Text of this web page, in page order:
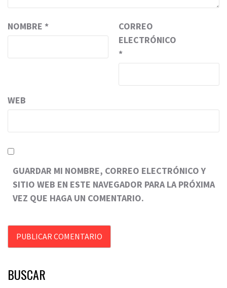
NOMBRE *
CORREO
ELECTRÓNICO
*
WEB
GUARDAR MI NOMBRE, CORREO ELECTRÓNICO Y
SITIO WEB EN ESTE NAVEGADOR PARA LA PRÓXIMA
VEZ QUE HAGA UN COMENTARIO.
BUSCAR